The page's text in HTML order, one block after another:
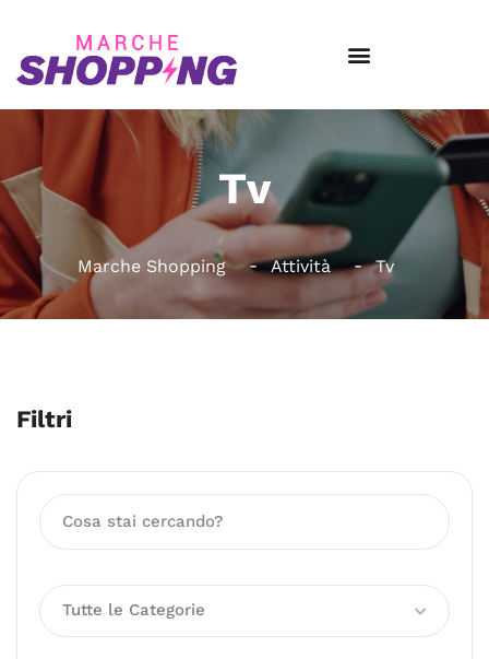
Tv
Marche Shopping Attività Tv
Filtri
Tutte le Categorie